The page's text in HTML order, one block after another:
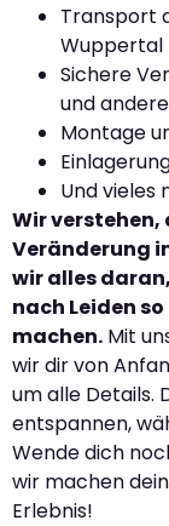
Transport
Wuppertal
Sichere
und
Montage
Und vieles
Wir verstehen,
Veränderung
wir alles
nach Leiden
machen. Mit
wir dir von
um alle Details.
entspannen,
Wende dich
wir machen
Erlebnis!